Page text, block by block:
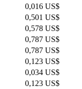
0,016 US$
0,501 US$
0,578 US$
0,787 US$
0,787 US$
0,123 US$
0,034 US$
0,123 US$